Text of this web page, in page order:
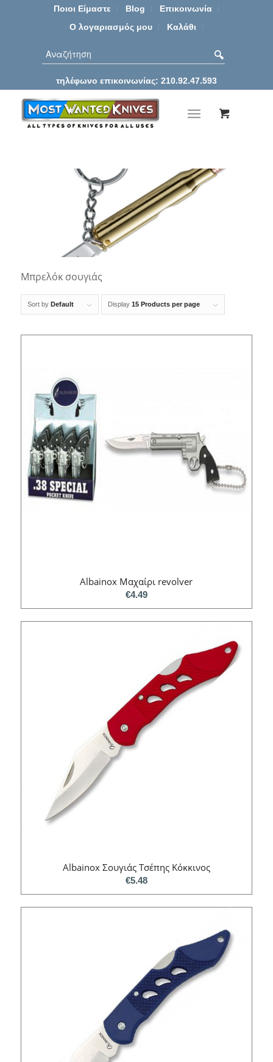
Ποιοι Είμαστε Blog
Επικοινωνία
Ο λογαριασμός μου
Καλάθι
τηλέφωνο επικοινωνίας: 210.92.47.593
Μπρελόκ σουγιάς
Sort by Default Display 15 Products per page
Albainox Mαχαίρι revolver
€4.49
Albainox Σουγιάς Τσέπης Κόκκινος
€5.48